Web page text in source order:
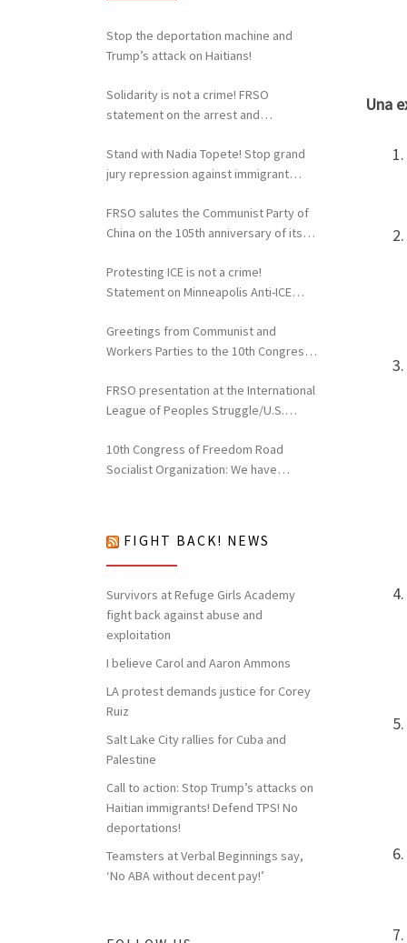
Una
Stop the deportation machine and
Trump’s attack on Haitians!
Solidarity is not a crime! FRSO
statement on the arrest and
Stand with Nadia Topete! Stop grand
jury repression against immigrant
FRSO salutes the Communist Party of
China on the 105th anniversary of its
Protesting ICE is not a crime!
Statement on Minneapolis Anti-ICE
Repression
Greetings from Communist and
Workers Parties to the 10th Congress
FRSO presentation at the International
League of Peoples Struggle/U.S.
10th Congress of Freedom Road
Socialist Organization: We have
FIGHT BACK! NEWS
Survivors at Refuge Girls Academy
fight back against abuse and
exploitation
I believe Carol and Aaron Ammons
LA protest demands justice for Corey
Ruiz
Salt Lake City rallies for Cuba and
Palestine
Call to action: Stop Trump’s attacks on
Haitian immigrants! Defend TPS! No
deportations!
Teamsters at Verbal Beginnings say,
‘No ABA without decent pay!’